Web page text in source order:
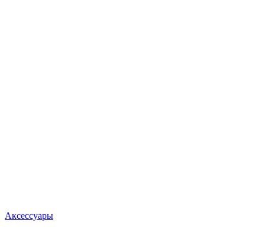
Аксессуары